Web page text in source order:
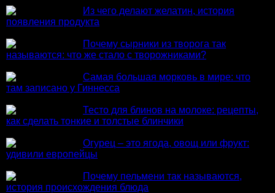
Из чего делают желатин, история
появления продукта
Почему сырники из творога так
называются: что же стало с творожниками?
Самая большая морковь в мире: что
там записано у Гиннесса
Тесто для блинов на молоке: рецепты,
как сделать тонкие и толстые блинчики
Огурец – это ягода, овощ или фрукт:
удивили европейцы
Почему пельмени так называются,
история происхождения блюда